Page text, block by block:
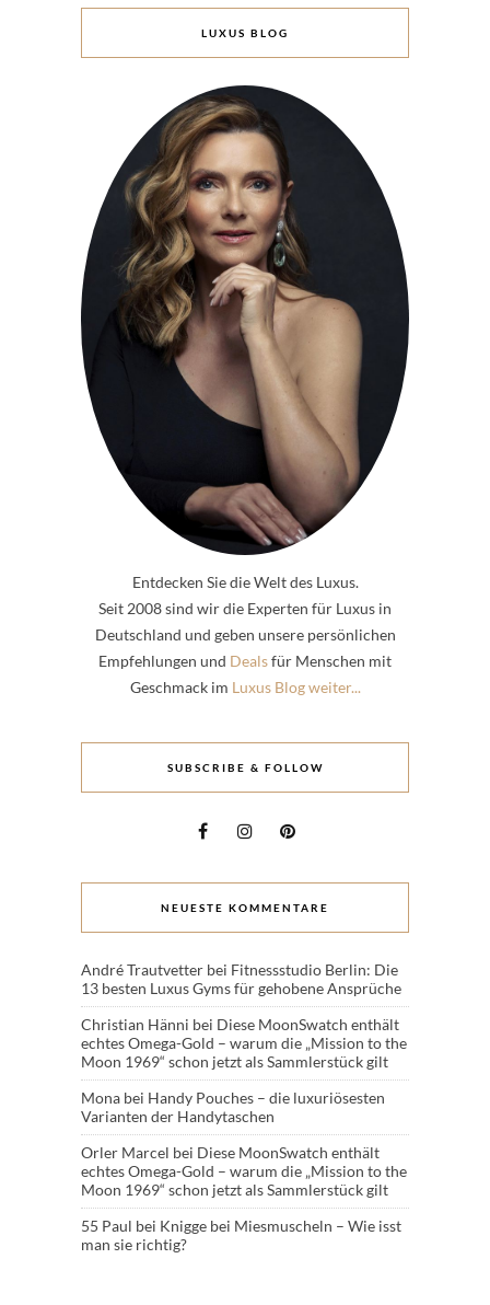
LUXUS BLOG
Entdecken Sie die Welt des Luxus.
Seit 2008 sind wir die Experten für Luxus in
Deutschland und geben unsere persönlichen
Empfehlungen und Dealsfür Menschen mit
Geschmack im Luxus Blog weiter...
SUBSCRIBE & FOLLOW
NEUESTE KOMMENTARE
André Trautvetter bei Fitnessstudio Berlin: Die
13 besten Luxus Gyms für gehobene Ansprüche
Christian Hänni bei Diese MoonSwatch enthält
echtes Omega-Gold – warum die „Mission to the
Moon 1969“ schon jetzt als Sammlerstück gilt
Mona bei Handy Pouches – die luxuriösesten
Varianten der Handytaschen
Orler Marcel bei Diese MoonSwatch enthält
echtes Omega-Gold – warum die „Mission to the
Moon 1969“ schon jetzt als Sammlerstück gilt
55 Paul bei Knigge bei Miesmuscheln – Wie isst
man sie richtig?